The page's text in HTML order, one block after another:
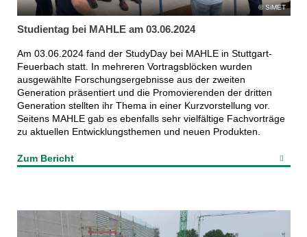
SiMET
Studientag bei MAHLE am 03.06.2024
Am 03.06.2024 fand der StudyDay bei MAHLE in Stuttgart-
Feuerbach statt. In mehreren Vortragsblöcken wurden
ausgewählte Forschungsergebnisse aus der zweiten
Generation präsentiert und die Promovierenden der dritten
Generation stellten ihr Thema in einer Kurzvorstellung vor.
Seitens MAHLE gab es ebenfalls sehr vielfältige Fachvorträge
zu aktuellen Entwicklungsthemen und neuen Produkten.
Zum Bericht